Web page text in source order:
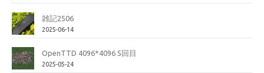
雑記2506
2025-06-14
OpenTTD 4096*4096 5回目
2025-05-24